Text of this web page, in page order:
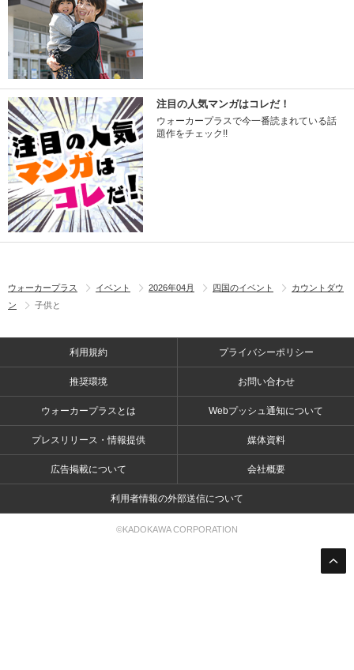
注目の人気マンガはコレだ！
ウォーカープラスで今一番読まれている話
題作をチェック!!
ウォーカープラス イベント 2026年04月 四国のイベント
カウントダウ
ン
子供と
利用規約 プライバシーポリシー
推奨環境 お問い合わせ
ウォーカープラスとは Webプッシュ通知について
プレスリリース・情報提供 媒体資料
広告掲載について 会社概要
利用者情報の外部送信について
©KADOKAWA CORPORATION